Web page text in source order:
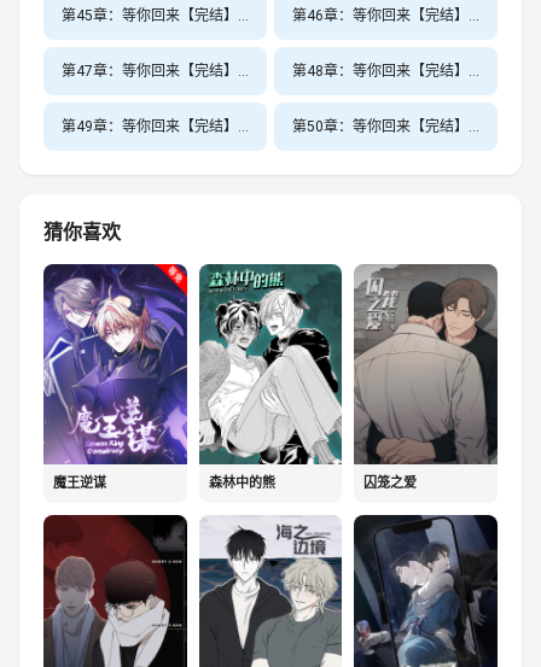
第45章：等你回来【完结】昏君的泛泛 第46章：等你回来【完结】引诱男人h
第47章：等你回来【完结】走一步故意深深地撞一下 第48章：等你回来【完结】涨精装满肚子上学体育课
第49章：等你回来【完结】漫画家庭教师 第50章：等你回来【完结】第五活性
猜你喜欢
魔王逆谋 森林中的熊 囚笼之爱